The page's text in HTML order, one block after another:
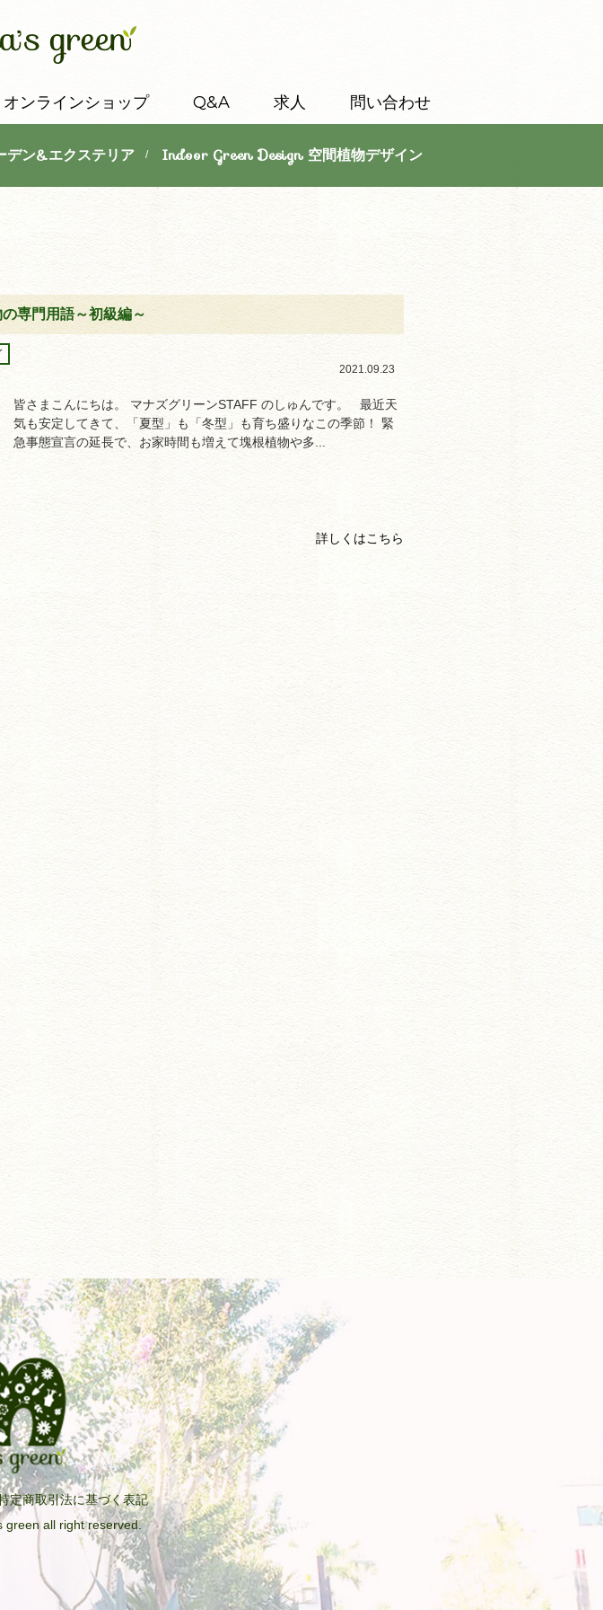
オンラインショップ Q&A 求人 問い合わせ
ン&エクステリア/ Indoor Green Design 空間植物デザイン
専門用語～初級編～
2021.09.23
皆さまこんにちは。 マナズグリーンSTAFF のしゅんです。 最近天
気も安定してきて、「夏型」も「冬型」も育ち盛りなこの季節！ 緊
急事態宣言の延長で、お家時間も増えて塊根植物や多...
詳しくはこちら
定商取引法に基づく表記
all right reserved.